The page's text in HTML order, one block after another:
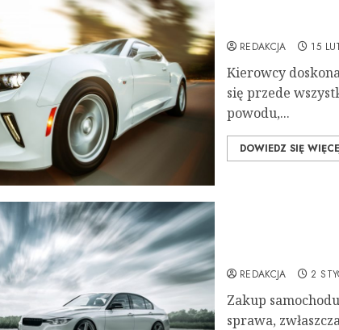
REDAKCJA 15
Kierowcy
się przede
powodu,...
DOWIEDZ SIĘ
REDAKCJA 2
Zakup
sprawa,